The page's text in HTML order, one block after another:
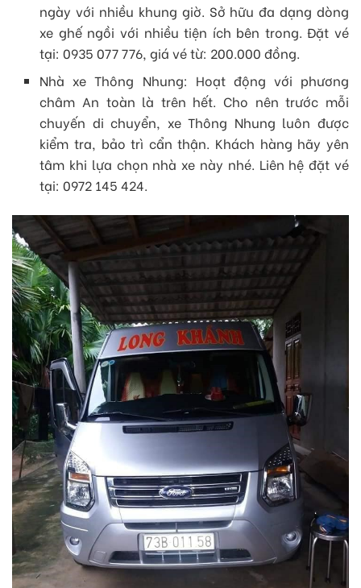
ngày với nhiều khung giờ. Sở hữu đa dạng dòng
xe ghế ngồi với nhiều tiện ích bên trong. Đặt vé
tại: 0935 077 776, giá vé từ: 200.000 đồng.
Nhà xe Thông Nhung: Hoạt động với phương
châm An toàn là trên hết. Cho nên trước mỗi
chuyến di chuyển, xe Thông Nhung luôn được
kiểm tra, bảo trì cẩn thận. Khách hàng hãy yên
tâm khi lựa chọn nhà xe này nhé. Liên hệ đặt vé
tại: 0972 145 424.